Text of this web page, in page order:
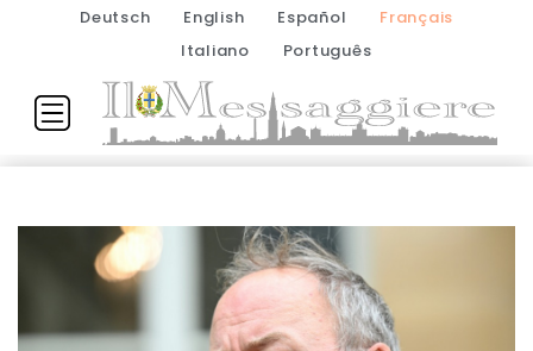
Deutsch English Español
Français
Italiano
Português